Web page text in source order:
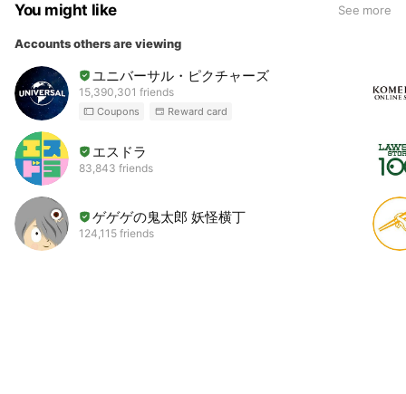
You might like See more
Accounts others are viewing
ユニバーサル・ピクチャーズ
15,390,301 friends
Coupons Reward card
エスドラ
83,843 friends
ゲゲゲの鬼太郎 妖怪横丁
124,115 friends